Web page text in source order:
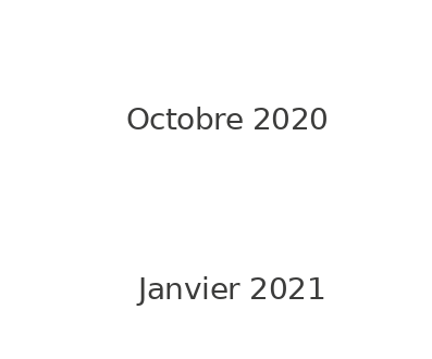
Octobre 2020
Janvier 2021